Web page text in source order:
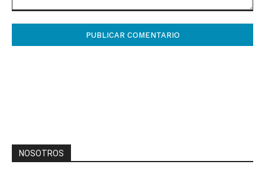
Comentario:
NOSOTROS